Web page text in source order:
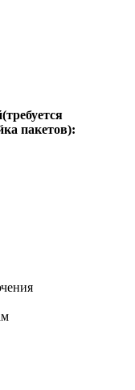
пакетов):